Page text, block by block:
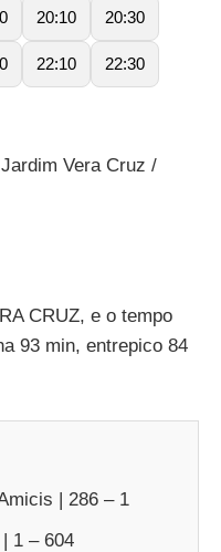
20:10 20:30
22:10 22:30
Vera Cruz /
CRUZ, e o tempo
93 min, entrepico 84
| 286 – 1
1 – 604